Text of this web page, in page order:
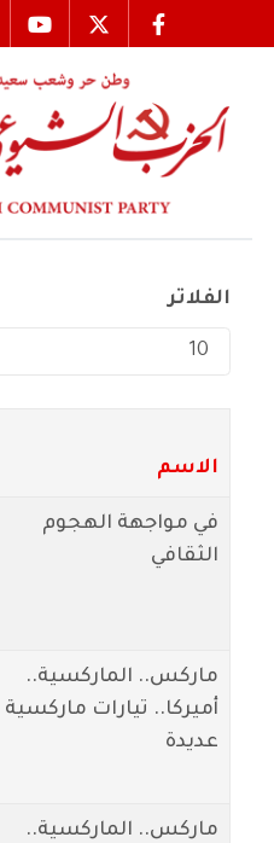
الفلاتر
عدد الإظهارات:
الاسم
في مواجهة الهجوم
الثقافي
ماركس.. الماركسية..
أميركا.. تيارات ماركسية
عديدة
ماركس.. الماركسية..